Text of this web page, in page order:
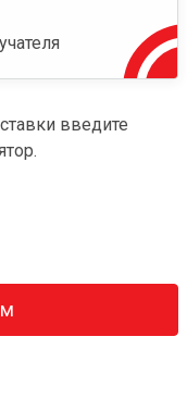
введите